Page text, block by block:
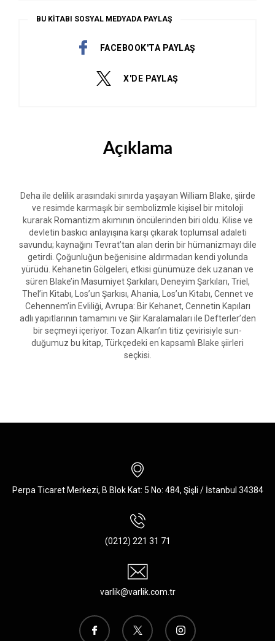
BU KİTABI SOSYAL MEDYADA PAYLAŞ
FACEBOOK'TA PAYLAŞ
X'DE PAYLAŞ
Açıklama
Deha ile delilik arasındaki sınırda yaşayan William Blake, şiirde
ve resimde karmaşık bir sembolizmle kişisel bir mitoloji
kurarak Romantizm akımının öncülerinden biri oldu. Kilise ve
devletin baskıcı anlayışına karşı çıkarak toplumsal adaleti
savundu; kaynağını Tevrat’tan alan derin bir hümanizmayı dile
getirdi. Çoğunluğun beğenisine aldırmadan kendi yolunda
yürüdü. Kehanetin Gölgeleri, etkisi günümüze dek uzanan ve
süren Blake’in Masumiyet Şarkıları, Deneyim Şarkıları, Triel,
Thel’in Kitabı, Los’un Şarkısı, Ahania, Los’un Kitabı, Cennet ve
Cehennem’in Evliliği, Avrupa: Bir Kehanet, Cennetin Kapıları
adlı yapıtlarının tamamını ve Şiir Karalamaları ile Defterler’den
bir seçmeyi içeriyor. Tozan Alkan’ın titiz çevirisiyle sun-
duğumuz bu kitap, Türkçedeki en kapsamlı Blake şiirleri
seçkisi.
Perpa Ticaret Merkezi, B Blok Kat: 5 No: 484, Şişli / İstanbul 34384
(0212) 221 31 71
varlik@varlik.com.tr